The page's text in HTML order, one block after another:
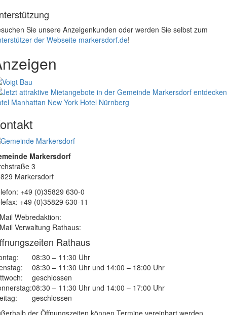
Sie unsere Anzeigenkunden oder werden Sie selbst zum
der Webseite markersdorf.de!
Manhattan New York Hotel Nürnberg
Markersdorf
3
Markersdorf
+49 (0)35829 630-0
+49 (0)35829 630-11
Webredaktion:
Verwaltung Rathaus:
Rathaus
08:30 – 11:30 Uhr
08:30 – 11:30 Uhr und 14:00 – 18:00 Uhr
geschlossen
08:30 – 11:30 Uhr und 14:00 – 17:00 Uhr
geschlossen
der Öffnungszeiten können Termine vereinbart werden.